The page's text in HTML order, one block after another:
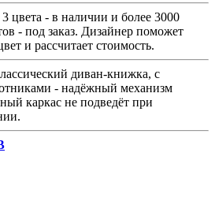
цвета - в наличии и более 3000
- под заказ. Дизайнер поможет
и рассчитает стоимость.
диван-книжка, с
- надёжный механизм
каркас не подведёт при